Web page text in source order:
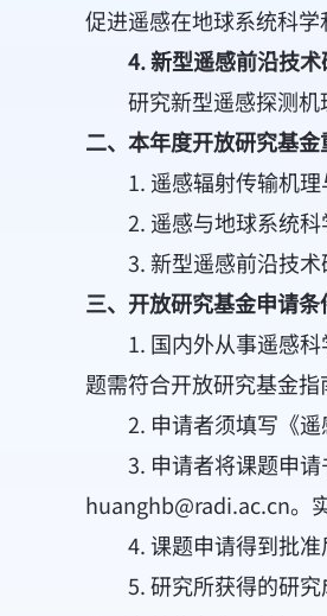
促进遥感在地球系统科学
4. 新型遥感前沿技
研究新型遥感探测机
二、本年度开放研究基金
1. 遥感辐射传输机理
2. 遥感与地球系统科
3. 新型遥感前沿技术
三、开放研究基金申请
1. 国内外从事遥感科
题需符合开放研究基金
2. 申请者须填写《
3. 申请者将课题申请
huanghb@radi.ac.cn。
4. 课题申请得到批准
5. 研究所获得的研究